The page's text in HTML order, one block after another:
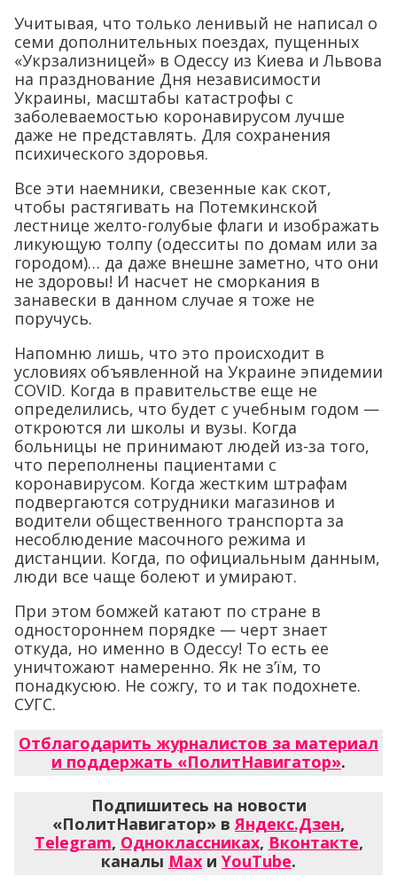
Учитывая, что только ленивый не написал о
семи дополнительных поездах, пущенных
«Укрзализницей» в Одессу из Киева и Львова
на празднование Дня независимости
Украины, масштабы катастрофы с
заболеваемостью коронавирусом лучше
даже не представлять. Для сохранения
психического здоровья.
Все эти наемники, свезенные как скот,
чтобы растягивать на Потемкинской
лестнице желто-голубые флаги и изображать
ликующую толпу (одесситы по домам или за
городом)… да даже внешне заметно, что они
не здоровы! И насчет не сморкания в
занавески в данном случае я тоже не
поручусь.
Напомню лишь, что это происходит в
условиях объявленной на Украине эпидемии
COVID. Когда в правительстве еще не
определились, что будет с учебным годом —
откроются ли школы и вузы. Когда
больницы не принимают людей из-за того,
что переполнены пациентами с
коронавирусом. Когда жестким штрафам
подвергаются сотрудники магазинов и
водители общественного транспорта за
несоблюдение масочного режима и
дистанции. Когда, по официальным данным,
люди все чаще болеют и умирают.
При этом бомжей катают по стране в
одностороннем порядке — черт знает
откуда, но именно в Одессу! То есть ее
уничтожают намеренно. Як не з’їм, то
понадкусюю. Не сожгу, то и так подохнете.
СУГС.
Отблагодарить журналистов за материал
и поддержать «ПолитНавигатор».
Подпишитесь на новости
«ПолитНавигатор» в Яндекс.Дзен,
Telegram, Одноклассниках, Вконтакте,
каналы Max и YouTube.